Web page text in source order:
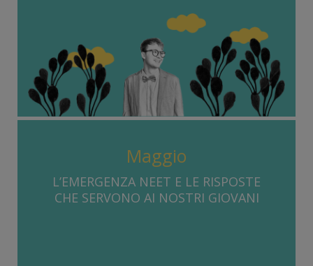
Maggio
L’EMERGENZA NEET E LE RISPOSTE
CHE SERVONO AI NOSTRI GIOVANI